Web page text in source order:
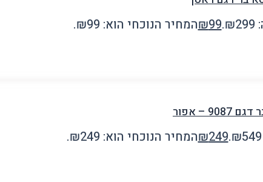
₪99 המחיר הנוכחי הוא: ₪99.
– אפור
₪249 המחיר הנוכחי הוא: ₪249.